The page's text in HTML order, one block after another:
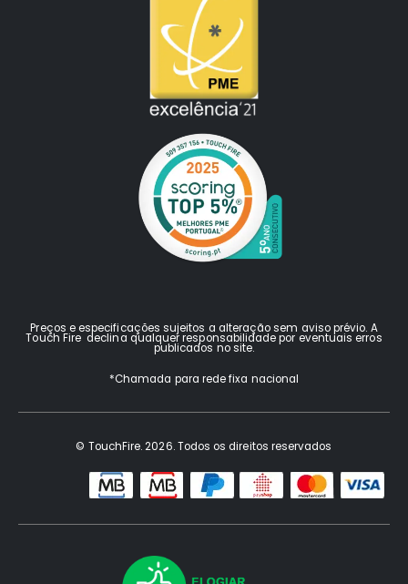
Preços e especificações sujeitos a alteração sem aviso prévio. A
Touch Fire declina qualquer responsabilidade por eventuais erros
publicados no site.
*Chamada para rede fixa nacional
© TouchFire. 2026. Todos os direitos reservados